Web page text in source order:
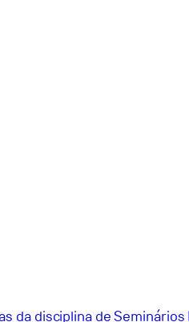
da disciplina de